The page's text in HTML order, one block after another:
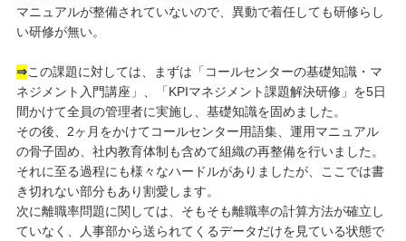
マニュアルが整備されていないので、異動で着任しても研修らし
い研修が無い。
⇒この課題に対しては、まずは「コールセンターの基礎知識・マ
ネジメント入門講座」、「KPIマネジメント課題解決研修」を5日
間かけて全員の管理者に実施し、基礎知識を固めました。
その後、2ヶ月をかけてコールセンター用語集、運用マニュアル
の骨子固め、社内教育体制も含めて組織の再整備を行いました。
それに至る過程にも様々なハードルがありましたが、ここでは書
き切れない部分もあり割愛します。
次に離職率問題に関しては、そもそも離職率の計算方法が確立し
ていなく、人事部から送られてくるデータだけを見ている状態で